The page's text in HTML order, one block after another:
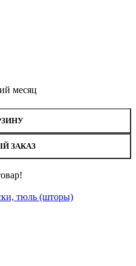
месяц
155x210см
ЗАКАЗ
тюль (шторы)